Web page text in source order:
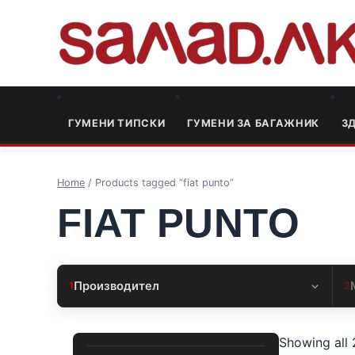
ГУМЕНИ ТИПСКИ ГУМЕНИ ЗА БАГАЖНИК
Home / Products tagged “fiat punto”
FIAT PUNTO
1Производител 2
Showing all